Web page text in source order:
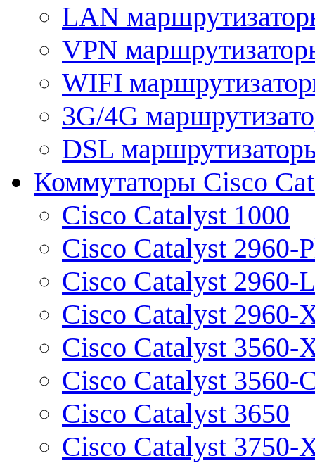
LAN
VPN
WIFI
3G/4G
DSL
Коммутаторы Cisco
Cisco Catalyst 1000
Cisco Catalyst 2960-
Cisco Catalyst 2960-L
Cisco Catalyst 2960-
Cisco Catalyst 3560-
Cisco Catalyst 3560-
Cisco Catalyst 3650
Cisco Catalyst 3750-